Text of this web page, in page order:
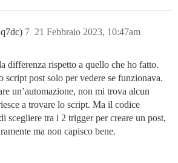
21 Febbraio 2023, 10:47am
7
differenza rispetto a quello che ho fatto.
script post solo per vedere se funzionava.
un’automazione, non mi trova alcun
a trovare lo script. Ma il codice
scegliere tra i 2 trigger per creare un post,
ma non capisco bene.